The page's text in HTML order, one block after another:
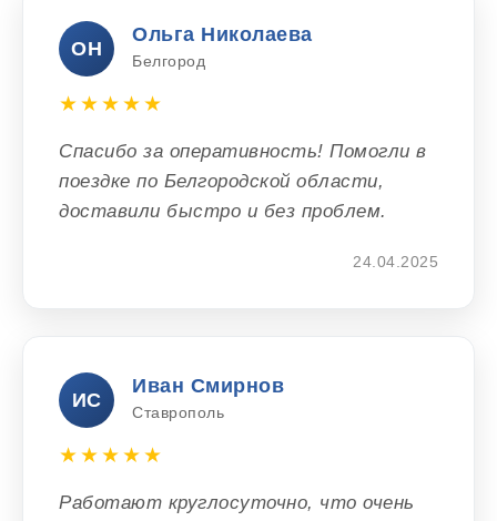
ОН
Ольга Николаева
Белгород
★★★★★
Спасибо за оперативность! Помогли в
поездке по Белгородской области,
доставили быстро и без проблем.
24.04.2025
ИС
Иван Смирнов
Ставрополь
★★★★★
Работают круглосуточно, что очень